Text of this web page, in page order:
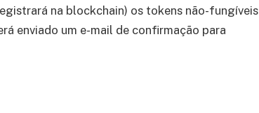
na blockchain) os tokens não-fungíveis
enviado um e-mail de confirmação para